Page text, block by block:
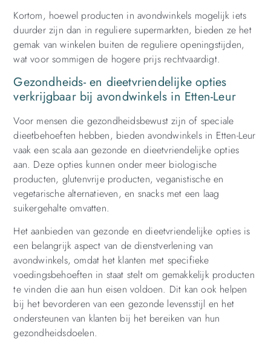
Kortom, hoewel producten in avondwinkels mogelijk iets
duurder zijn dan in reguliere supermarkten, bieden ze het
gemak van winkelen buiten de reguliere openingstijden,
wat voor sommigen de hogere prijs rechtvaardigt.
Gezondheids- en dieetvriendelijke opties
verkrijgbaar bij avondwinkels in Etten-Leur
Voor mensen die gezondheidsbewust zijn of speciale
dieetbehoeften hebben, bieden avondwinkels in Etten-Leur
vaak een scala aan gezonde en dieetvriendelijke opties
aan. Deze opties kunnen onder meer biologische
producten, glutenvrije producten, veganistische en
vegetarische alternatieven, en snacks met een laag
suikergehalte omvatten.
Het aanbieden van gezonde en dieetvriendelijke opties is
een belangrijk aspect van de dienstverlening van
avondwinkels, omdat het klanten met specifieke
voedingsbehoeften in staat stelt om gemakkelijk producten
te vinden die aan hun eisen voldoen. Dit kan ook helpen
bij het bevorderen van een gezonde levensstijl en het
ondersteunen van klanten bij het bereiken van hun
gezondheidsdoelen.